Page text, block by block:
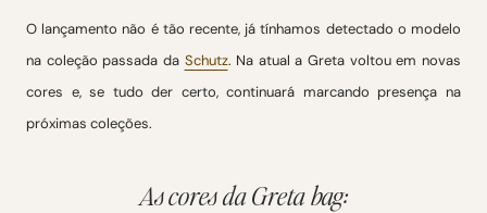
O lançamento não é tão recente, já tínhamos detectado o modelo
na coleção passada da Schutz. Na atual a Greta voltou em novas
cores e, se tudo der certo, continuará marcando presença na
próximas coleções.
As cores da Greta bag: